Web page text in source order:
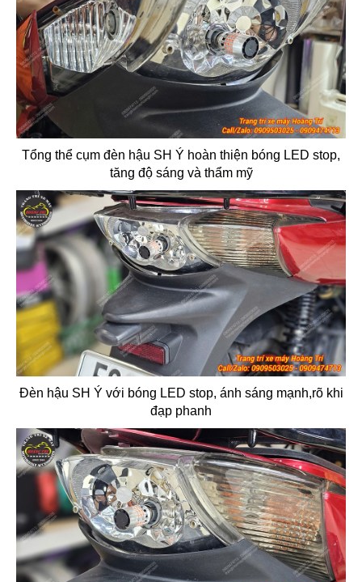
Tổng thể cụm đèn hậu SH Ý hoàn thiện bóng LED stop,
tăng độ sáng và thẩm mỹ
Đèn hậu SH Ý với bóng LED stop, ánh sáng mạnh,rõ khi
đạp phanh